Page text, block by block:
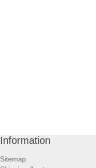
Information
Sitemap